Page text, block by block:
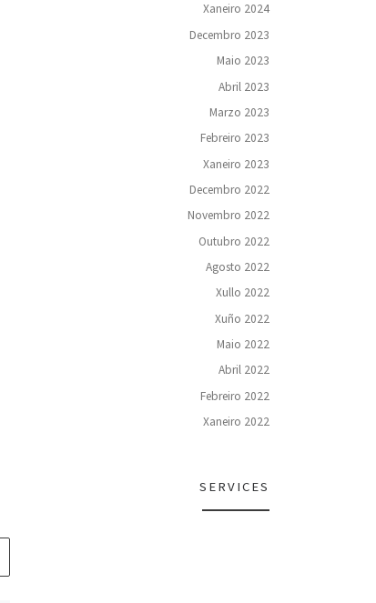
Xaneiro 2024
Decembro 2023
Maio 2023
Abril 2023
Marzo 2023
Febreiro 2023
Xaneiro 2023
Decembro 2022
Novembro 2022
Outubro 2022
Agosto 2022
Xullo 2022
Xuño 2022
Maio 2022
Abril 2022
Febreiro 2022
Xaneiro 2022
SERVICES